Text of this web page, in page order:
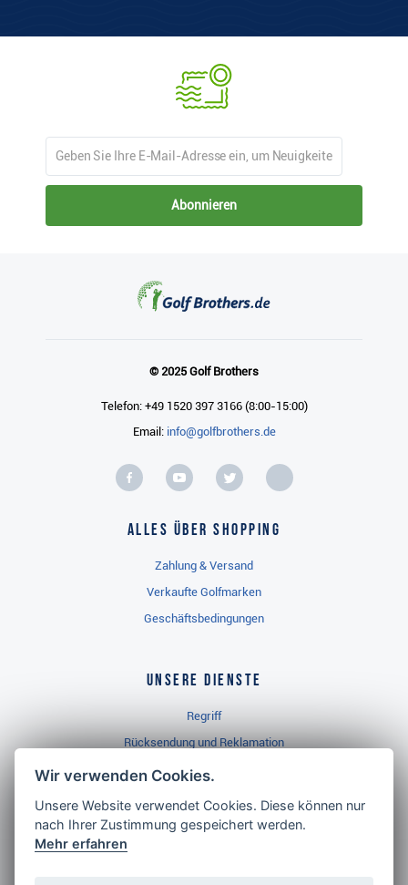
Abonnieren
© 2025 Golf Brothers
Telefon: +49 1520 397 3166 (8:00-15:00)
Email: info@golfbrothers.de
Alles über Shopping
Zahlung & Versand
Verkaufte Golfmarken
Geschäftsbedingungen
Unsere Dienste
Regriff
Rücksendung und Reklamation
Widerrufsbelehrung
Golf Brothers.de
Wir verwenden Cookies.
Unsere Website verwendet Cookies. Diese können nur
nach Ihrer Zustimmung gespeichert werden.
Mehr erfahren